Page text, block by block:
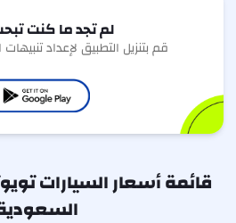
لم تجد ما كنت
قم بتنزيل التطبيق لإعداد
قائمة أسعار السيارات